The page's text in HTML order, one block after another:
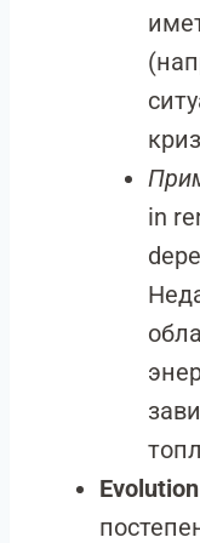
in
Evolution